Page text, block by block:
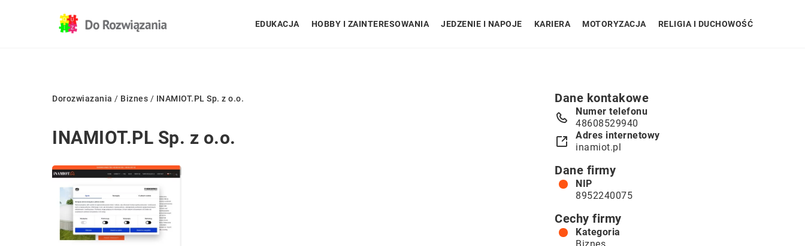
EDUKACJA HOBBY I ZAINTERESOWANIA JEDZENIE I NAPOJE KARIERA MOTORYZACJA RELIGIA I DUCHOWOŚĆ
Dorozwiazania / Biznes / INAMIOT.PL Sp. z o.o.
INAMIOT.PL Sp. z o.o.
Dane kontakowe
Numer telefonu
48608529940
Adres internetowy
inamiot.pl
Dane firmy
NIP
8952240075
Cechy firmy
Kategoria